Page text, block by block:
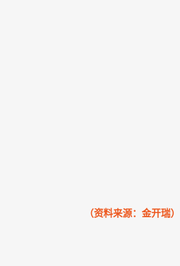
（资料来源：金开瑞）